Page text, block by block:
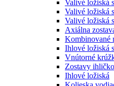
Valivé ložiská
Valivé ložiská
Valivé ložiská
Axiálna
Kombinované
Ihlové ložiská
Vnútorné
Zostavy
Ihlové ložiská